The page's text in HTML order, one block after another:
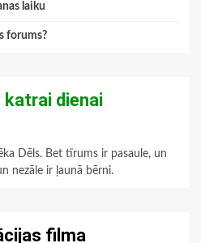
laiku
forums?
katrai dienai
Dēls. Bet tīrums ir pasaule, un
nezāle ir ļaunā bērni.
filma